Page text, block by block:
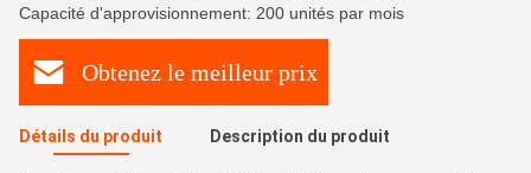
Capacité d'approvisionnement: 200 unités par mois
Obtenez le meilleur prix
Détails du produit Description du produit